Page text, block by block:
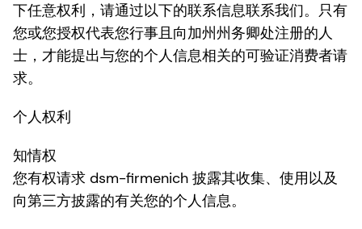
下任意权利，请通过以下的联系信息联系我们。只有
您或您授权代表您行事且向加州州务卿处注册的人
士，才能提出与您的个人信息相关的可验证消费者请
求。
个人权利
知情权
您有权请求 dsm-firmenich 披露其收集、使用以及
向第三方披露的有关您的个人信息。